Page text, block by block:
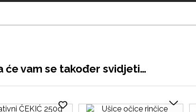
će vam se također svidjeti…